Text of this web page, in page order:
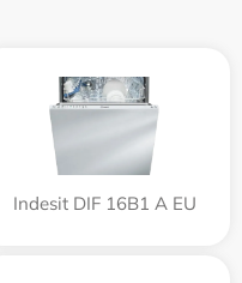
Indesit DIF 16B1 A EU